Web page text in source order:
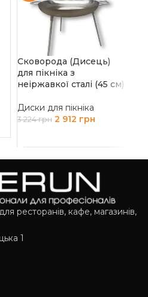
Сковорода (Дисець)
для пікніка з
неіржавкої сталі (45 см)
Диски для пікніка
3 224грн 2 912 грн
ресторанів, кафе, магазинів,
1